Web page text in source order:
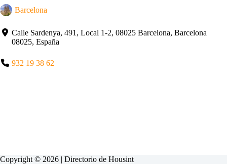
Barcelona
Calle Sardenya, 491, Local 1-2, 08025 Barcelona, Barcelona
08025, España
932 19 38 62
Copyright © 2026 | Directorio de Housint